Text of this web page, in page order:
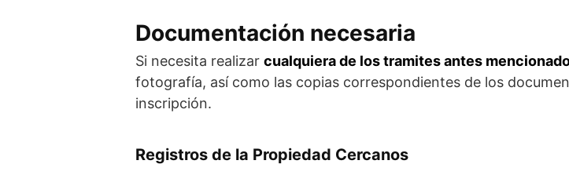
Documentación necesaria
Si necesita realizar cualquiera de los tramites antes
fotografía, así como las copias correspondientes de los
inscripción.
Registros de la Propiedad Cercanos